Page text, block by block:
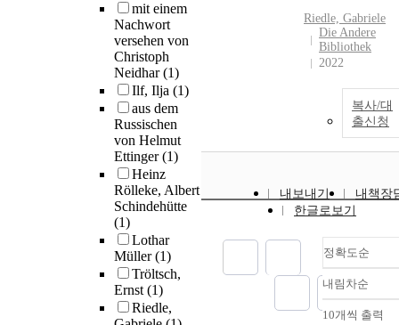
mit einem
Nachwort
versehen von
Christoph
Neidhar(1)
Ilf, Ilja (1)
aus dem
Russischen
von Helmut
Ettinger(1)
Heinz
Rölleke, Albert
Schindehütte
(1)
Lothar
Müller(1)
Tröltsch,
Ernst(1)
Riedle,
Riedle, Gabriele
Die Andere
Bibliothek
2022
복사/대
출신청
내보내기
내책장
한글로보기
정확도순
정확
순
내림차순
내림
10개씩 출력